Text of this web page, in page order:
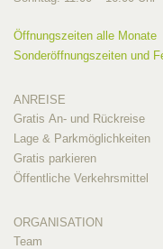
Öffnungszeiten alle Monate
Sonderöffnungszeiten und
ANREISE
Gratis An- und Rückreise
Lage & Parkmöglichkeiten
Gratis parkieren
Öffentliche Verkehrsmittel
ORGANISATION
Team